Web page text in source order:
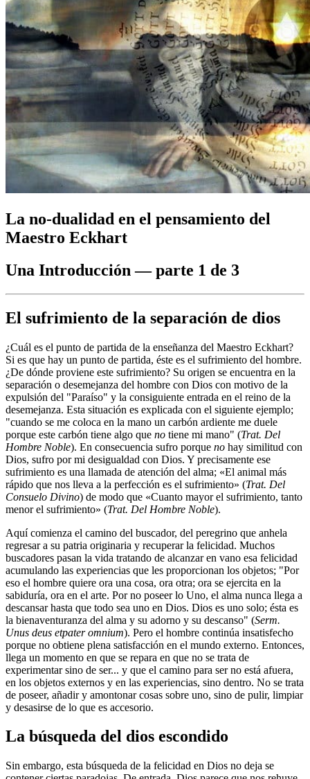
La no-dualidad en el pensamiento del
Maestro Eckhart
Una Introducción ― parte 1 de 3
El sufrimiento de la separación de dios
¿Cuál es el punto de partida de la enseñanza del Maestro Eckhart?
Si es que hay un punto de partida, éste es el sufrimiento del hombre.
¿De dónde proviene este sufrimiento? Su origen se encuentra en la
separación o desemejanza del hombre con Dios con motivo de la
expulsión del "Paraíso" y la consiguiente entrada en el reino de la
desemejanza. Esta situación es explicada con el siguiente ejemplo;
"cuando se me coloca en la mano un carbón ardiente me duele
porque este carbón tiene algo que no tiene mi mano" (Trat. Del
Hombre Noble). En consecuencia sufro porque no hay similitud con
Dios, sufro por mi desigualdad con Dios. Y precisamente ese
sufrimiento es una llamada de atención del alma; «El animal más
rápido que nos lleva a la perfección es el sufrimiento» (Trat. Del
Consuelo Divino) de modo que «Cuanto mayor el sufrimiento, tanto
menor el sufrimiento» (Trat. Del Hombre Noble).
Aquí comienza el camino del buscador, del peregrino que anhela
regresar a su patria originaria y recuperar la felicidad. Muchos
buscadores pasan la vida tratando de alcanzar en vano esa felicidad
acumulando las experiencias que les proporcionan los objetos; "Por
eso el hombre quiere ora una cosa, ora otra; ora se ejercita en la
sabiduría, ora en el arte. Por no poseer lo Uno, el alma nunca llega a
descansar hasta que todo sea uno en Dios. Dios es uno solo; ésta es
la bienaventuranza del alma y su adorno y su descanso" (Serm.
Unus deus etpater omnium). Pero el hombre continúa insatisfecho
porque no obtiene plena satisfacción en el mundo externo. Entonces,
llega un momento en que se repara en que no se trata de
experimentar sino de ser... y que el camino para ser no está afuera,
en los objetos externos y en las experiencias, sino dentro. No se trata
de poseer, añadir y amontonar cosas sobre uno, sino de pulir, limpiar
y desasirse de lo que es accesorio.
La búsqueda del dios escondido
Sin embargo, esta búsqueda de la felicidad en Dios no deja se